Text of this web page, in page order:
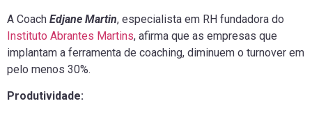
A Coach Edjane Martin, especialista em RH fundadora do
Instituto Abrantes Martins, afirma que as empresas que
implantam a ferramenta de coaching, diminuem o turnover em
pelo menos 30%.
Produtividade: